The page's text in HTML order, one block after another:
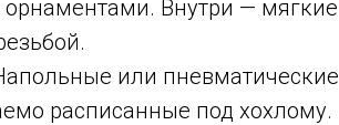
Внутри — мягкие
или пневматические
расписанные под хохлому.